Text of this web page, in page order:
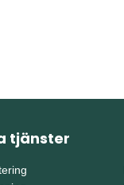
tjänster